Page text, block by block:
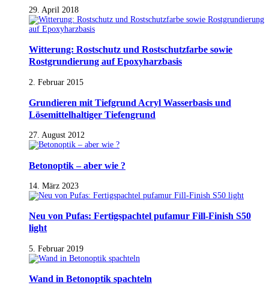
29. April 2018
Witterung: Rostschutz und Rostschutzfarbe sowie
Rostgrundierung auf Epoxyharzbasis
2. Februar 2015
Grundieren mit Tiefgrund Acryl Wasserbasis und
Lösemittelhaltiger Tiefengrund
27. August 2012
Betonoptik – aber wie ?
14. März 2023
Neu von Pufas: Fertigspachtel pufamur Fill-Finish S50
light
5. Februar 2019
Wand in Betonoptik spachteln